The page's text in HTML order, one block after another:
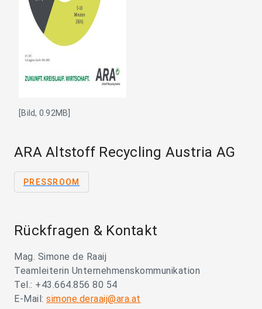
[Bild, 0.92MB]
ARA Altstoff Recycling Austria AG
PRESSROOM
Rückfragen & Kontakt
Mag. Simone de Raaij
Teamleiterin Unternehmenskommunikation
Tel.: +43.664.856 80 54
E-Mail: simone.deraaij@ara.at